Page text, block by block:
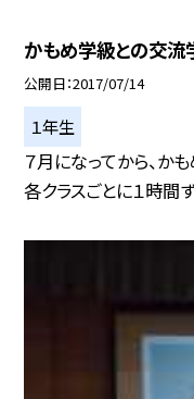
かもめ学級との交流
公開日 2017/07/14
１年生
７月になってから、か
各クラスごとに１時間